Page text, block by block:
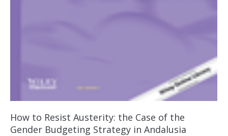
How to Resist Austerity: the Case of the
Gender Budgeting Strategy in Andalusia